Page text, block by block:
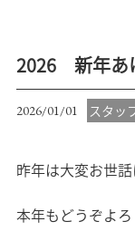
STAFF
BLOG
CONCEPT
2026 新年あ
2026/01/01 スタッ
昨年は大変お世話
本年もどうぞよろ